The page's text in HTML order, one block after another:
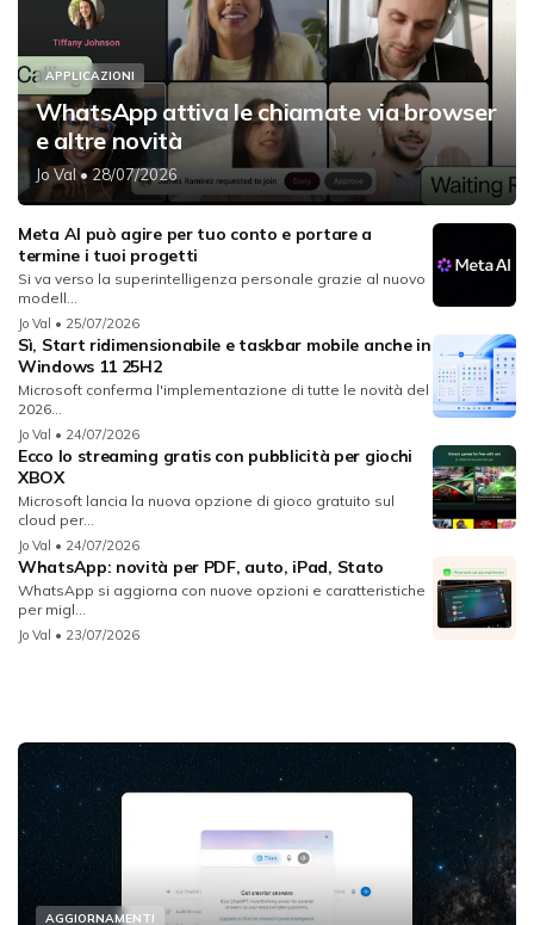
APPLICAZIONI
WhatsApp attiva le chiamate via browser
e altre novità
Jo Val• 28/07/2026
Meta AI può agire per tuo conto e portare a
termine i tuoi progetti
Si va verso la superintelligenza personale grazie al nuovo
modell...
Jo Val • 25/07/2026
Sì, Start ridimensionabile e taskbar mobile anche in
Windows 11 25H2
Microsoft conferma l'implementazione di tutte le novità del
2026...
Jo Val • 24/07/2026
Ecco lo streaming gratis con pubblicità per giochi
XBOX
Microsoft lancia la nuova opzione di gioco gratuito sul
cloud per...
Jo Val • 24/07/2026
WhatsApp: novità per PDF, auto, iPad, Stato
WhatsApp si aggiorna con nuove opzioni e caratteristiche
per migl...
Jo Val • 23/07/2026
AGGIORNAMENTI